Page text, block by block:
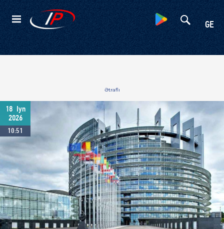
GE
Kateqoriyalar
Ətraflı
18
Iyn
2026
10:51